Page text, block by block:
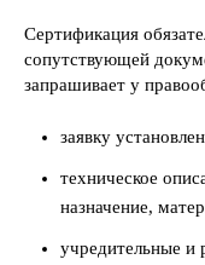
Сертификация
сопутствующей
запрашивает у
заявку
техническое
назначение,
учредительные и